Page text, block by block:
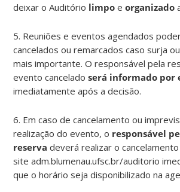
deixar o Auditório limpo eorganizado
5. Reuniões e eventos agendados
cancelados ou remarcados caso surja
mais importante. O responsável pela
evento canceladoserá informado por
imediatamente após a decisão.
6. Em caso de cancelamento ou
realização do evento, o responsável
reserva deverá realizar o
site adm.blumenau.ufsc.br/auditorio
que o horário seja disponibilizado na